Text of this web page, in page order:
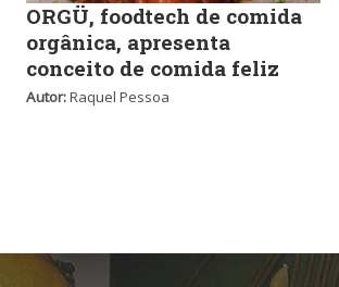
ORGÜ, foodtech de comida
orgânica, apresenta
conceito de comida feliz
Autor:Raquel Pessoa